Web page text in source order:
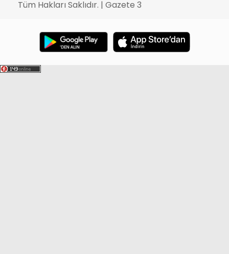
Tüm Hakları Saklıdır. | Gazete 3